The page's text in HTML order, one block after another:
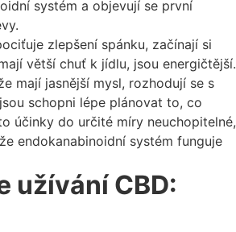
systém a objevují se první
zlepšení spánku, začínají si
větší chuť k jídlu, jsou energičtější.
mají jasnější mysl, rozhodují se s
schopni lépe plánovat to, co
účinky do určité míry neuchopitelné,
endokanabinoidní systém funguje
užívání CBD: